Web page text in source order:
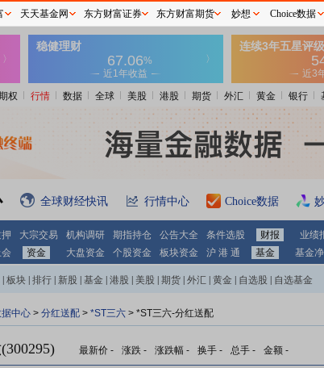
权 行情 数据 全球 美股 港股 期货 外汇 黄金 银行
全球财经快讯 行情中心 Choice数据
大宗交易 机构调研 期指持仓 公告大全 条件选股 财报 业绩
会 资金 大盘资金 个股资金 板块资金 沪 港 通 基金 基金
板块 排行 新股 基金 港股 美股 期货 外汇 黄金 自选股 自选基金
中心 > 分红送配 > *ST三六 > *ST三六-分红送配
最新价 - 涨跌 - 涨跌幅 - 换手 - 总手 - 金额 -
天天基金网 东方财富证券 东方财富期货 妙想 Choice数据